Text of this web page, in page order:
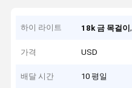
하이 라이트 18k 금 목걸이,
가격 USD
배달 시간 10 평일